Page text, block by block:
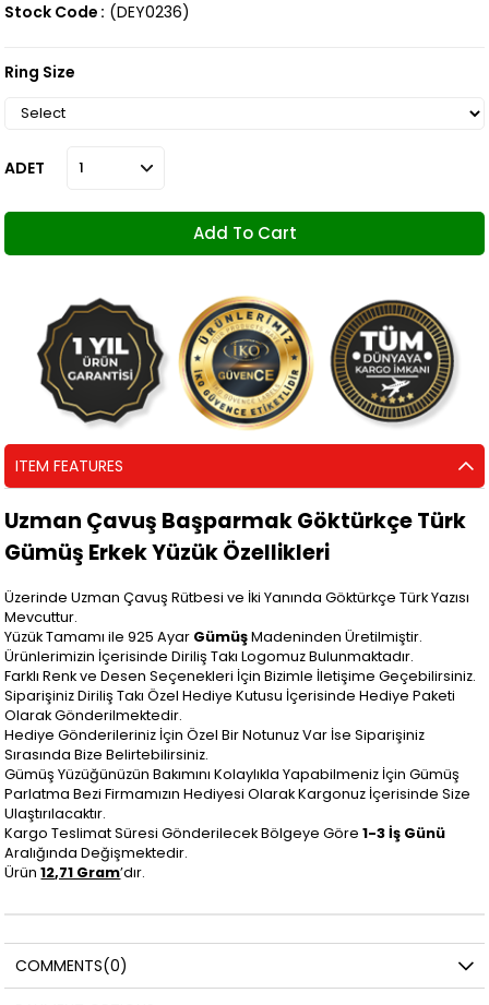
Stock Code (DEY0236)
Ring Size
ADET
ITEM FEATURES
Uzman Çavuş Başparmak Göktürkçe Türk
Gümüş Erkek Yüzük Özellikleri
Üzerinde Uzman Çavuş Rütbesi ve İki Yanında Göktürkçe Türk Yazısı
Mevcuttur.
Yüzük Tamamı ile 925 Ayar GümüşMadeninden Üretilmiştir.
Ürünlerimizin İçerisinde Diriliş Takı Logomuz Bulunmaktadır.
Farklı Renk ve Desen Seçenekleri İçin Bizimle İletişime Geçebilirsiniz.
Siparişiniz Diriliş Takı Özel Hediye Kutusu İçerisinde Hediye Paketi
Olarak Gönderilmektedir.
Hediye Gönderileriniz İçin Özel Bir Notunuz Var İse Siparişiniz
Sırasında Bize Belirtebilirsiniz.
Gümüş Yüzüğünüzün Bakımını Kolaylıkla Yapabilmeniz İçin Gümüş
Parlatma Bezi Firmamızın Hediyesi Olarak Kargonuz İçerisinde Size
Ulaştırılacaktır.
Kargo Teslimat Süresi Gönderilecek Bölgeye Göre1-3 İş Günü
Aralığında Değişmektedir.
Ürün12,71 Gram’dır.
COMMENTS(0)